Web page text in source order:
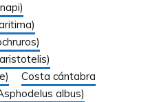
Costa cántabra
albus)